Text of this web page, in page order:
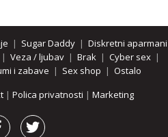
| Sugar Daddy| Diskretni aparmani
| Veza / ljubav | Brak | Cyber sex |
i zabave | Sex shop | Ostalo
| Polica privatnosti | Marketing